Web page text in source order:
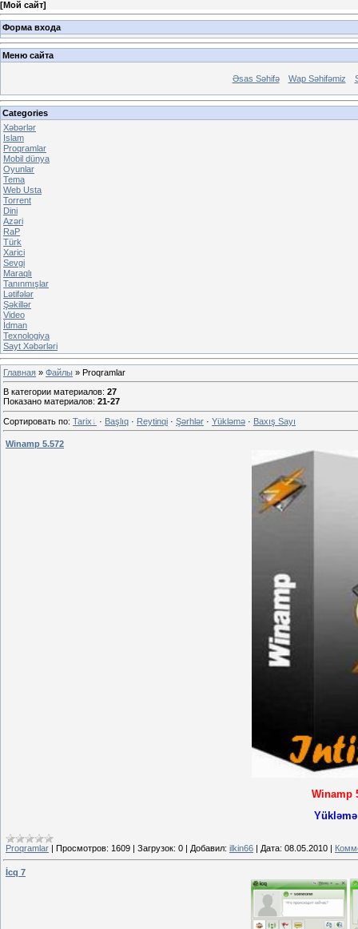
[Мой сайт]
Форма входа
Меню сайта
Əsas Səhifə Wap Səhifəmiz
Categories
Xəbərlər
Islam
Proqramlar
Mobil dünya
Oyunlar
Tema
Web Usta
Torrent
Dini
Azəri
RaP
Türk
Xarici
Sevgi
Maraqlı
Tanınmışlar
Lətifələr
Şəkillər
Video
İdman
Texnologiya
Sayt Xəbərləri
Главная » Файлы » Proqramlar
В категории материалов: 27
Показано материалов: 21-27
Сортировать по: Tarix · Başlıq · Reytinqi · Şərhlər · Yükləmə · Baxış Sayı
Winamp 5.572
Winamp
Proqramlar | Просмотров: 1609 | Загрузок: 0 | Добавил: ilkin66 | Дата: 08.05.2010 |
İcq 7